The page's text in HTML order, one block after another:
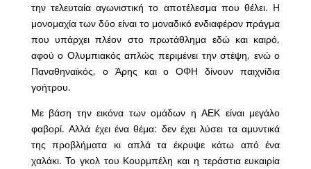
την τελευταία αγωνιστική το αποτέλεσμα που θέλει. H
μονομαχία των δύο είναι το μοναδικό ενδιαφέρον πράγμα
που υπάρχει πλέον στο πρωτάθλημα εδώ και καιρό,
αφού ο Ολυμπιακός απλώς περιμένει την στέψη, ενώ ο
Παναθηναϊκός, ο Άρης και ο ΟΦΗ δίνουν παιχνίδια
γοήτρου.
Με βάση την εικόνα των ομάδων η ΑΕΚ είναι μεγάλο
φαβορί. Αλλά έχει ένα θέμα: δεν έχει λύσει τα αμυντικά
της προβλήματα κι απλά τα έκρυψε κάτω από ένα
χαλάκι. Το γκολ του Κουρμπέλη και η τεράστια ευκαιρία